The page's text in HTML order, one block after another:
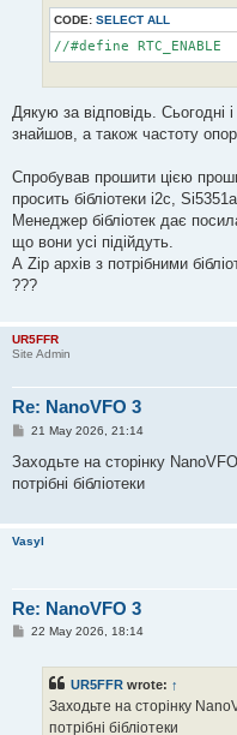
CODE: SELECT ALL
//#define RTC_ENABLE
Дякую за відповідь. Сьогодні
знайшов, а також частоту
Спробував прошити цією
просить бібліотеки i2c,
Менеджер бібліотек дає
що вони усі підійдуть.
А Zip архів з потрібними
???
UR5FFR
Site Admin
Re: NanoVFO 3
P
s
21 May 2026, 21:14
Заходьте на сторінку
потрібні бібліотеки
Vasyl
Re: NanoVFO 3
P22 May 2026, 18:14
UR5FFR wrote: ↑
Заходьте на сторінку
потрібні бібліотеки